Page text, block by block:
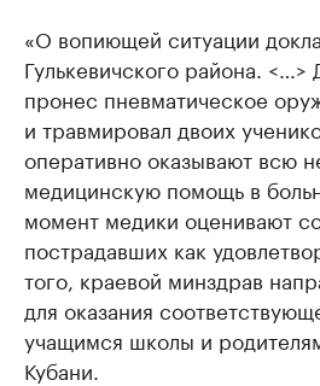
«О вопиющей ситуации
Гулькевичского района. <…>
пронес пневматическое
и травмировал двоих
оперативно оказывают всю
медицинскую помощь в
момент медики оценивают
пострадавших как
того, краевой минздрав
для оказания
учащимся школы и
Кубани.